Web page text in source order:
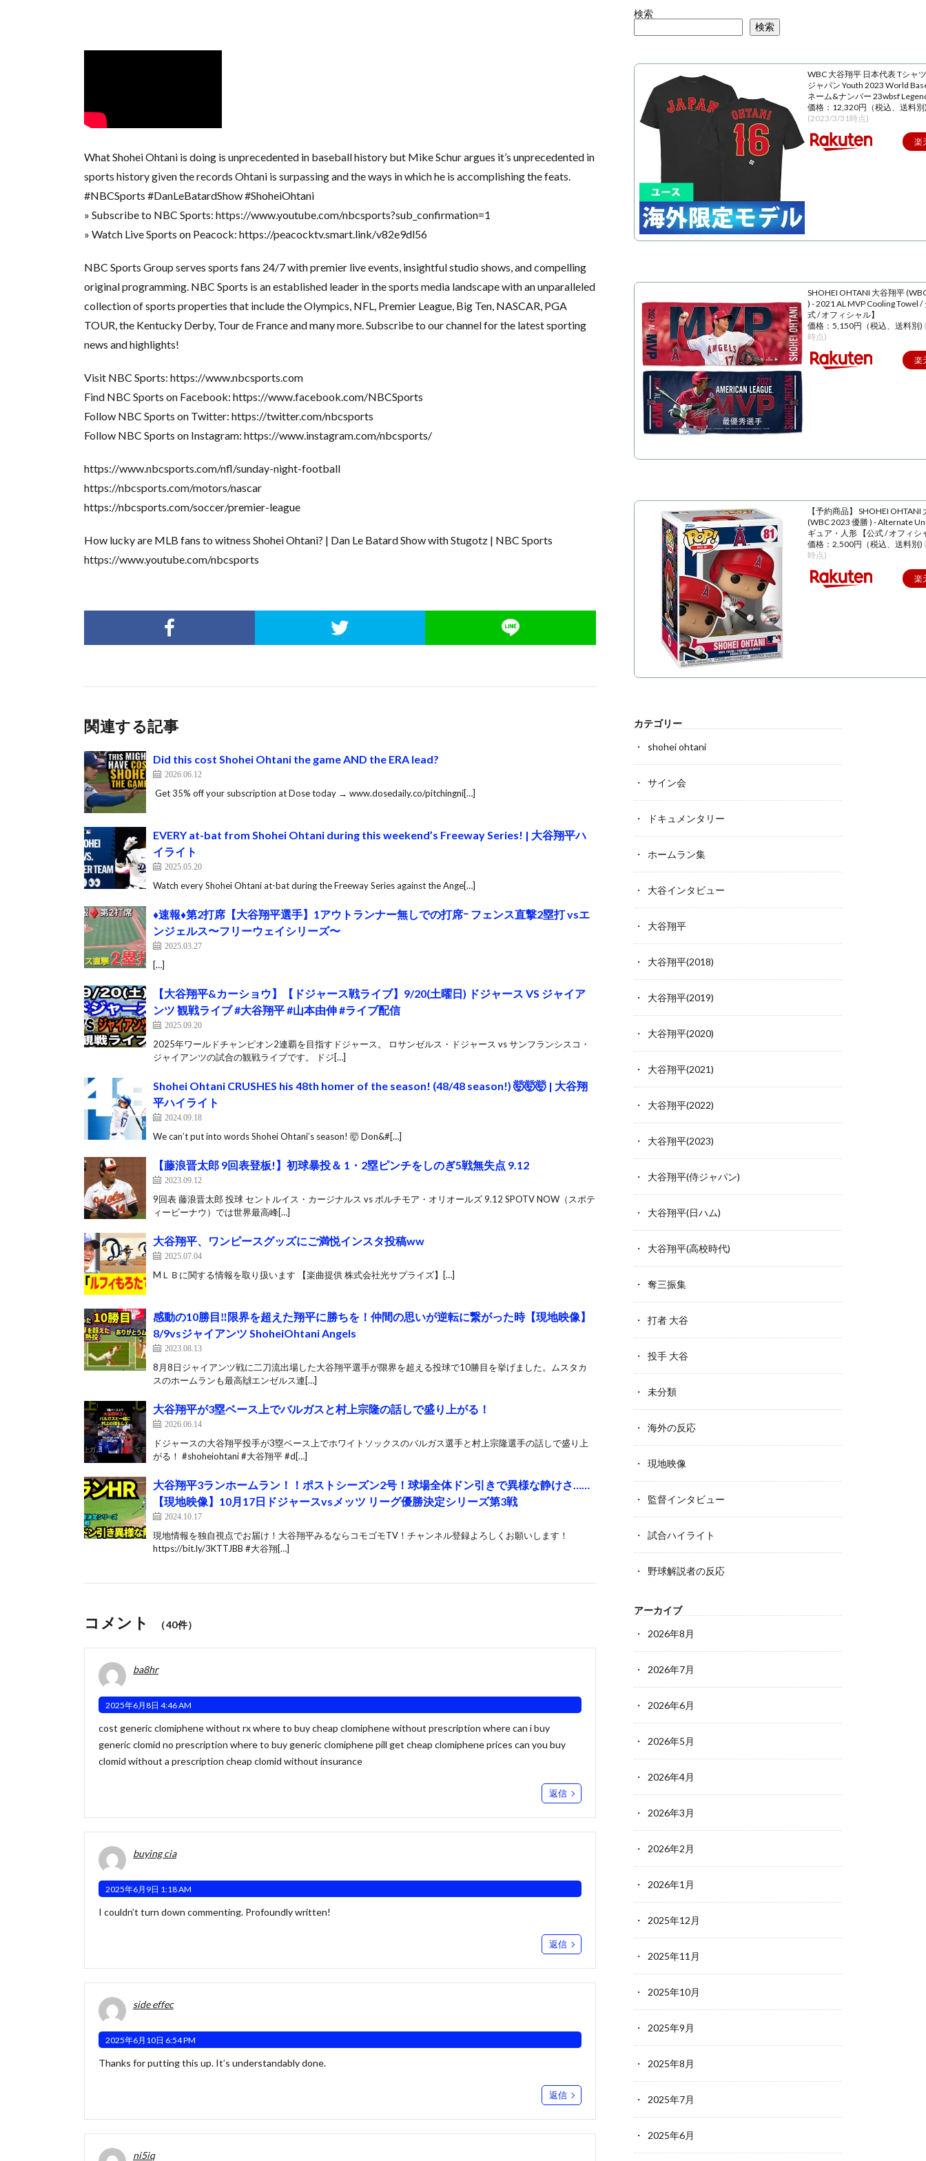
What Shohei Ohtani is doing is unprecedented in baseball history but Mike Schur argues it’s unprecedented in
sports history given the records Ohtani is surpassing and the ways in which he is accomplishing the feats.
#NBCSports #DanLeBatardShow #ShoheiOhtani
» Subscribe to NBC Sports: https://www.youtube.com/nbcsports?sub_confirmation=1
» Watch Live Sports on Peacock: https://peacocktv.smart.link/v82e9dl56
NBC Sports Group serves sports fans 24/7 with premier live events, insightful studio shows, and compelling
original programming. NBC Sports is an established leader in the sports media landscape with an unparalleled
collection of sports properties that include the Olympics, NFL, Premier League, Big Ten, NASCAR, PGA
TOUR, the Kentucky Derby, Tour de France and many more. Subscribe to our channel for the latest sporting
news and highlights!
Visit NBC Sports: https://www.nbcsports.com
Find NBC Sports on Facebook: https://www.facebook.com/NBCSports
Follow NBC Sports on Twitter: https://twitter.com/nbcsports
Follow NBC Sports on Instagram: https://www.instagram.com/nbcsports/
https://www.nbcsports.com/nfl/sunday-night-football
https://nbcsports.com/motors/nascar
https://nbcsports.com/soccer/premier-league
How lucky are MLB fans to witness Shohei Ohtani? | Dan Le Batard Show with Stugotz | NBC Sports
https://www.youtube.com/nbcsports
関連する記事
Did this cost Shohei Ohtani the game AND the ERA lead?
2026.06.12
​ Get 35% off your subscription at Dose today → www.dosedaily.co/pitchingni[…]
EVERY at-bat from Shohei Ohtani during this weekend’s Freeway Series! | 大谷翔平ハ
イライト
2025.05.20
Watch every Shohei Ohtani at-bat during the Freeway Series against the Ange[…]
♦️速報♦️第2打席【大谷翔平選手】1アウトランナー無しでの打席ｰ フェンス直撃2塁打 vsエ
ンジェルス〜フリーウェイシリーズ〜
2025.03.27
[…]
【大谷翔平&カーショウ】【ドジャース戦ライブ】9/20(土曜日) ドジャース VS ジャイア
ンツ 観戦ライブ #大谷翔平 #山本由伸 #ライブ配信
2025.09.20
2025年ワールドチャンピオン2連覇を目指すドジャース。 ロサンゼルス・ドジャース vs サンフランシスコ・
ジャイアンツの試合の観戦ライブです。 ドジ[…]
Shohei Ohtani CRUSHES his 48th homer of the season! (48/48 season!) 🤯🤯🤯 | 大谷翔
平ハイライト
2024.09.18
We can’t put into words Shohei Ohtani’s season! 🤯 Don&#[…]
【藤浪晋太郎 9回表登板!】初球暴投＆ 1・2塁ピンチをしのぎ5戦無失点 9.12
2023.09.12
9回表 藤浪晋太郎 投球 セントルイス・カージナルス vs ボルチモア・オリオールズ 9.12 SPOTV NOW（スポテ
ィービーナウ）では世界最高峰[…]
大谷翔平、ワンピースグッズにご満悦インスタ投稿ww
2025.07.04
MＬＢに関する情報を取り扱います 【楽曲提供 株式会社光サプライズ】[…]
感動の10勝目‼️限界を超えた翔平に勝ちを！仲間の思いが逆転に繋がった時【現地映像】
8/9vsジャイアンツ ShoheiOhtani Angels
2023.08.13
8月8日ジャイアンツ戦に二刀流出場した大谷翔平選手が限界を超える投球で10勝目を挙げました。ムスタカ
スのホームランも最高🙌エンゼルス連[…]
大谷翔平が3塁ベース上でバルガスと村上宗隆の話しで盛り上がる！
2026.06.14
ドジャースの大谷翔平投手が3塁ベース上でホワイトソックスのバルガス選手と村上宗隆選手の話しで盛り上
がる！ #shoheiohtani #大谷翔平 #d[…]
大谷翔平3ランホームラン！！ポストシーズン2号！球場全体ドン引きで異様な静けさ……
【現地映像】10月17日ドジャースvsメッツ リーグ優勝決定シリーズ第3戦
2024.10.17
現地情報を独自視点でお届け！大谷翔平みるならコモゴモTV！チャンネル登録よろしくお願いします！
https://bit.ly/3KTTJBB #大谷翔[…]
コメント （40件）
ba8hr
2025年6月8日 4:46 AM
cost generic clomiphene without rx where to buy cheap clomiphene without prescription where can i buy
generic clomid no prescription where to buy generic clomiphene pill get cheap clomiphene prices can you buy
clomid without a prescription cheap clomid without insurance
返信
buying cia
2025年6月9日 1:18 AM
I couldn’t turn down commenting. Profoundly written!
返信
side effec
2025年6月10日 6:54 PM
Thanks for putting this up. It’s understandably done.
返信
ni5iq
検索
検索
WBC 大谷翔平 日本代表 Tシャ
ジャパン Youth 2023 World
ネーム&ナンバー 23wbsf
価格：12,320円（税込、送料別
(2023/3/31時点)
楽
SHOHEI OHTANI 大谷翔平
) - 2021 AL MVP Cooling Towel /
式 / オフィシャル】
価格：5,150円（税込、送料別)
時点)
楽
【予約商品】 SHOHEI OHTANI
(WBC 2023 優勝 ) - Alternate
ギュア・人形 【公式 / オフィシ
価格：2,500円（税込、送料別)
時点)
楽
カテゴリー
shohei ohtani
サイン会
ドキュメンタリー
ホームラン集
大谷インタビュー
大谷翔平
大谷翔平(2018)
大谷翔平(2019)
大谷翔平(2020)
大谷翔平(2021)
大谷翔平(2022)
大谷翔平(2023)
大谷翔平(侍ジャパン)
大谷翔平(日ハム)
大谷翔平(高校時代)
奪三振集
打者 大谷
投手 大谷
未分類
海外の反応
現地映像
監督インタビュー
試合ハイライト
野球解説者の反応
アーカイブ
2026年8月
2026年7月
2026年6月
2026年5月
2026年4月
2026年3月
2026年2月
2026年1月
2025年12月
2025年11月
2025年10月
2025年9月
2025年8月
2025年7月
2025年6月